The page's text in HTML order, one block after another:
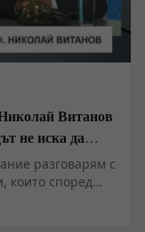
Витанов
не иска да
разговарям с
които според
процеси,